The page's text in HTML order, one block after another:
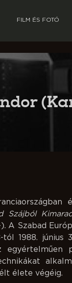
FILM ÉS FOTÓ
Szájból
A Szabad
tól 1988. június
egyértelműen
élete végéig.